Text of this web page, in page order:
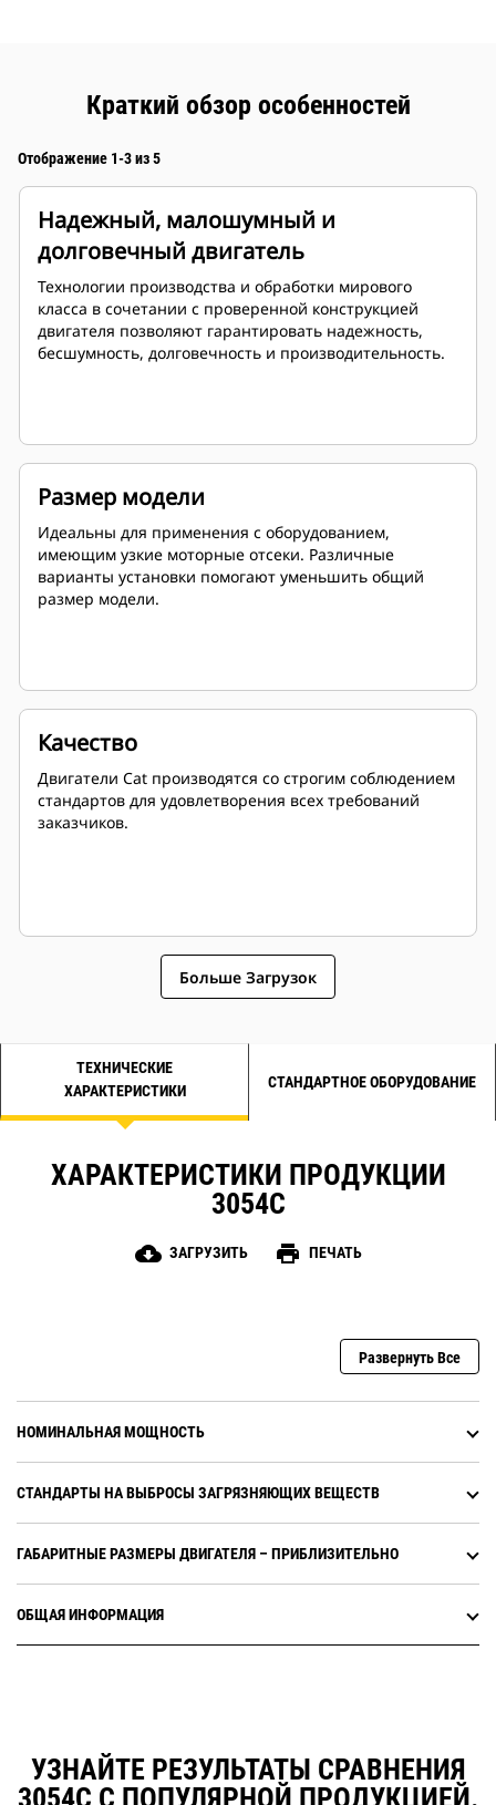
Краткий обзор особенностей
Отображение 1-3 из 5
Надежный, малошумный и
долговечный двигатель
Технологии производства и обработки мирового
класса в сочетании с проверенной конструкцией
двигателя позволяют гарантировать надежность,
бесшумность, долговечность и производительность.
Размер модели
Идеальны для применения с оборудованием,
имеющим узкие моторные отсеки. Различные
варианты установки помогают уменьшить общий
размер модели.
Качество
Двигатели Cat производятся со строгим соблюдением
стандартов для удовлетворения всех требований
заказчиков.
Больше Загрузок
ТЕХНИЧЕСКИЕ
ХАРАКТЕРИСТИКИ
СТАНДАРТНОЕ ОБОРУДОВАНИЕ
ХАРАКТЕРИСТИКИ ПРОДУКЦИИ
3054C
cloud_download ЗАГРУЗИТЬ print ПЕЧАТЬ
Развернуть Все
НОМИНАЛЬНАЯ МОЩНОСТЬ
СТАНДАРТЫ НА ВЫБРОСЫ ЗАГРЯЗНЯЮЩИХ ВЕЩЕСТВ
ГАБАРИТНЫЕ РАЗМЕРЫ ДВИГАТЕЛЯ – ПРИБЛИЗИТЕЛЬНО
ОБЩАЯ ИНФОРМАЦИЯ
УЗНАЙТЕ РЕЗУЛЬТАТЫ СРАВНЕНИЯ